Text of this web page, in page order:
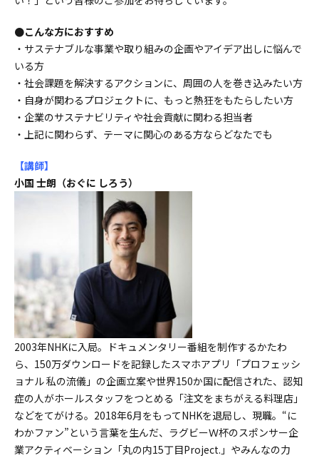
●こんな方におすすめ
・サステナブルな事業や取り組みの企画やアイデア出しに悩んで
いる方
・社会課題を解決するアクションに、周囲の人を巻き込みたい方
・自身が関わるプロジェクトに、もっと熱狂をもたらしたい方
・企業のサステナビリティや社会貢献に関わる担当者
・上記に関わらず、テーマに関心のある方ならどなたでも
【講師】
小国 士朗（おぐに しろう）
2003年NHKに入局。ドキュメンタリー番組を制作するかたわ
ら、150万ダウンロードを記録したスマホアプリ「プロフェッシ
ョナル 私の流儀」の企画立案や世界150か国に配信された、認知
症の人がホールスタッフをつとめる「注文をまちがえる料理店」
などをてがける。2018年6月をもってNHKを退局し、現職。“に
わかファン”という言葉を生んだ、ラグビーＷ杯のスポンサー企
業アクティベーション「丸の内15丁目Project.」やみんなの力